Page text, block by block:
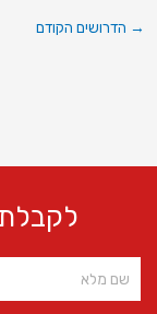
→ הדרושים הקודם
Name